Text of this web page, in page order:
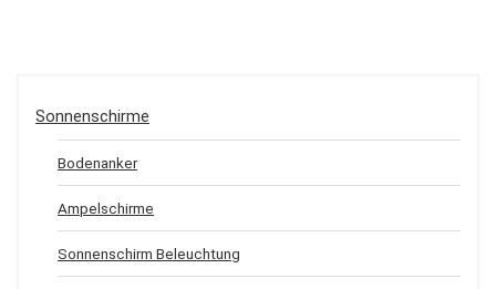
Sonnenschirme
Bodenanker
Ampelschirme
Sonnenschirm Beleuchtung